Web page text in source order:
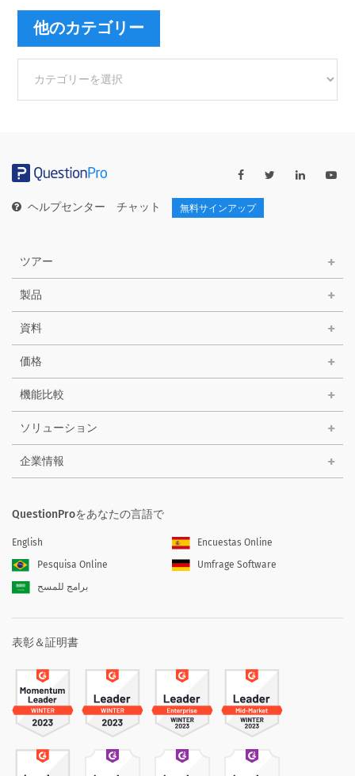
他のカテゴリー
カ
ー
ヘルプセンター チャット 無料サインアップ
ツアー
製品
資料
価格
機能比較
ソリューション
企業情報
QuestionProをあなたの言語で
English
Encuestas Online
Pesquisa Online
Umfrage Software
برامج للمسح
表彰＆証明書